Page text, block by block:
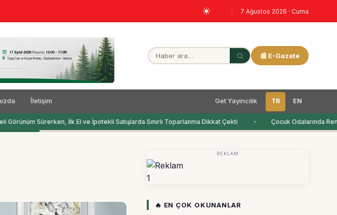
7 Ağustos 2026 · Cuma
📰 E-Gazete
İletişim Get Yayıncılık TR EN
Görünüm Sürerken, İlk El ve İpotekli Satışlarda Sınırlı Toparlanma Dikkat Çekti Çocuk Odalarında
REKLAM
1
🔥 EN ÇOK OKUNANLAR